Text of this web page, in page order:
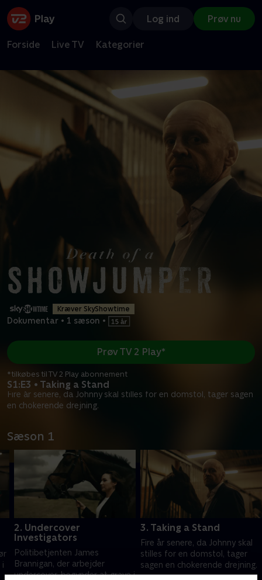
Log ind Prøv nu
Forside Live TV Kategorier
Kræver SkyShowtime
Dokumentar • 1 sæson •
S1:E3 • Taking a Stand
Fire år senere, da Johnny skal stilles for en domstol, tager sagen
en chokerende drejning.
Prøv TV 2 Play*
*tilkøbes til TV 2 Play abonnement
Sæson 1
i
2. Undercover
Investigators
Politibetjenten James
Brannigan, der arbejder
undercover, begynder at grave i
3. Taking a Stand
Fire år senere, da Johnny skal
stilles for en domstol, tager
sagen en chokerende drejning.